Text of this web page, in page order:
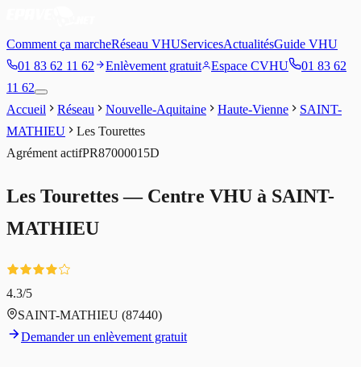
Comment ça marcheRéseau VHUServicesActualitésGuide VHU
01 83 62 11 62
Enlèvement gratuit Espace CVHU
01 83 62
11 62
Accueil
Réseau Nouvelle-Aquitaine Haute-Vienne
SAINT-
MATHIEU
Les Tourettes
Agrément actifPR87000015D
Les Tourettes— Centre VHU à SAINT-
MATHIEU
4.3/5
SAINT-MATHIEU (87440)
Demander un enlèvement gratuit